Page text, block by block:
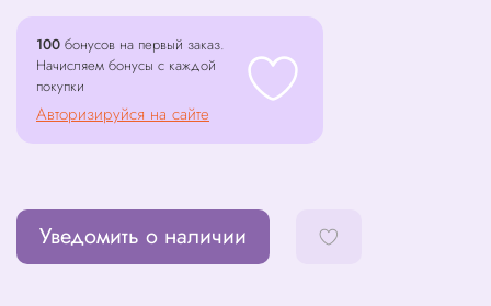
100 бонусов на первый заказ.
Начисляем бонусы с каждой
покупки
Авторизируйся на сайте
Уведомить о наличии